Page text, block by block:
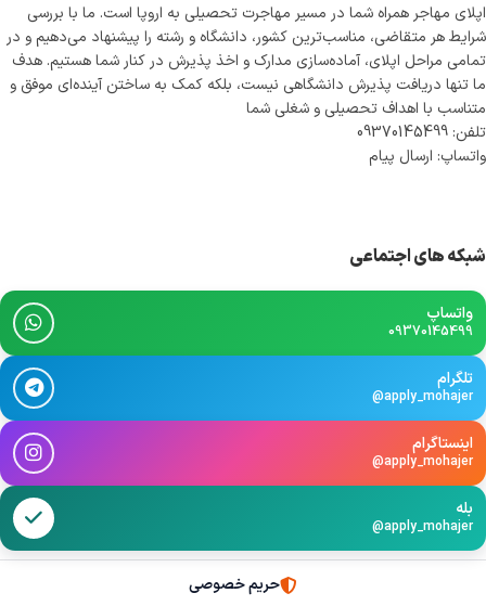
اپلای مهاجر همراه شما در مسیر مهاجرت تحصیلی به اروپا است. ما با بررسی
شرایط هر متقاضی، مناسب‌ترین کشور، دانشگاه و رشته را پیشنهاد می‌دهیم و در
تمامی مراحل اپلای، آماده‌سازی مدارک و اخذ پذیرش در کنار شما هستیم. هدف
ما تنها دریافت پذیرش دانشگاهی نیست، بلکه کمک به ساختن آینده‌ای موفق و
متناسب با اهداف تحصیلی و شغلی شما
تلفن: 09370145499
واتساپ: ارسال پیام
شبکه های اجتماعی
واتساپ
09370145499
تلگرام
@apply_mohajer
اینستاگرام
@apply_mohajer
بله
@apply_mohajer
حریم خصوصی